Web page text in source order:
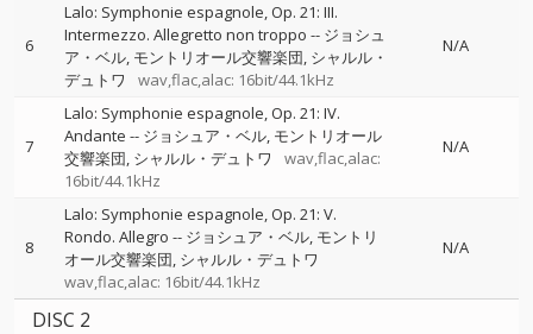
6
Lalo: Symphonie espagnole, Op. 21: III.
Intermezzo. Allegretto non troppo -- ジョシュ
ア・ベル モントリオール交響楽団 シャルル・
デュトワ
wav,flac,alac: 16bit/44.1kHz
N/A
7
Lalo: Symphonie espagnole, Op. 21: IV.
Andante -- ジョシュア・ベル モントリオール
交響楽団 シャルル・デュトワ
wav,flac,alac:
16bit/44.1kHz
N/A
8
Lalo: Symphonie espagnole, Op. 21: V.
Rondo. Allegro -- ジョシュア・ベル モントリ
オール交響楽団 シャルル・デュトワ
wav,flac,alac: 16bit/44.1kHz
N/A
DISC 2